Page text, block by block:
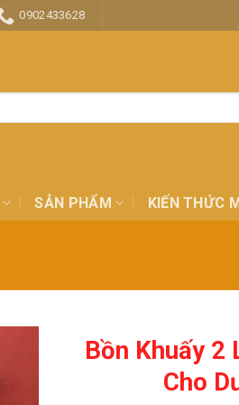
0902433628
SẢN PHẨM KIẾN THỨC
Bồn Khuấy 2
Cho